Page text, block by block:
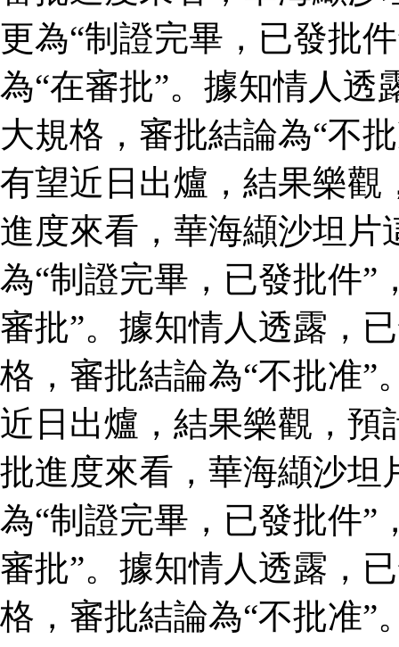
更為“制證完畢，已發批
為“在審批”。據知情人透
大規格，審批結論為“不
有望近日出爐，結果樂觀
進度來看，華海纈沙坦片
為“制證完畢，已發批件”
審批”。據知情人透露，
格，審批結論為“不批准”
近日出爐，結果樂觀，
批進度來看，華海纈沙坦
為“制證完畢，已發批件”
審批”。據知情人透露，
格，審批結論為“不批准”